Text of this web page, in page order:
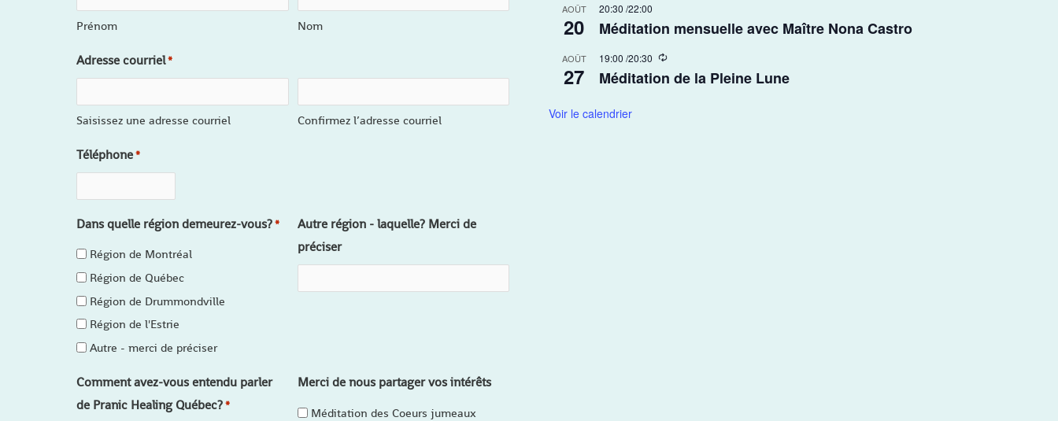
Prénom Nom
Adresse courriel*
Saisissez une adresse courriel Confirmez l’adresse courriel
Téléphone*
Dans quelle région demeurez-vous?*
Région de Montréal
Région de Québec
Région de Drummondville
Région de l'Estrie
Autre - merci de préciser
Autre région - laquelle? Merci de
préciser
Comment avez-vous entendu parler
de Pranic Healing Québec?*
Merci de nous partager vos intérêts
Méditation des Coeurs jumeaux
i
g
AOÛT
20
20:30 /22:00
Méditation mensuelle avec Maître Nona Castro
AOÛT
27
19:00 /20:30
R
c
Méditation de la Pleine Lune
Voir le calendrier